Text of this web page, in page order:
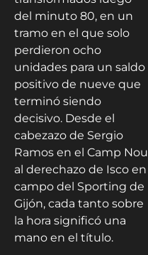
del minuto 80, en un
tramo en el que solo
perdieron ocho
unidades para un saldo
positivo de nueve que
terminó siendo
decisivo. Desde el
cabezazo de Sergio
Ramos en el Camp Nou
al derechazo de Isco en
campo del Sporting de
Gijón, cada tanto sobre
la hora significó una
mano en el título.